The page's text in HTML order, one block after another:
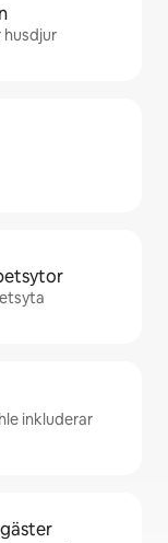
husdjur
inkluderar